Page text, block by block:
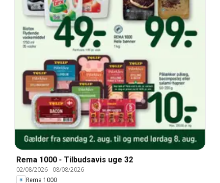
Rema 1000 - Tilbudsavis uge 32
02/08/2026- 08/08/2026
Rema 1000